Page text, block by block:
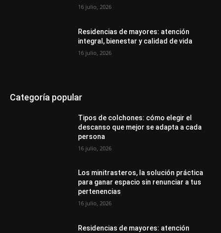
16 julio, 2026
Residencias de mayores: atención
integral, bienestar y calidad de vida
16 julio, 2026
Categoría popular
Tipos de colchones: cómo elegir el
descanso que mejor se adapta a cada
persona
16 julio, 2026
Los minitrasteros, la solución práctica
para ganar espacio sin renunciar a tus
pertenencias
16 julio, 2026
Residencias de mayores: atención